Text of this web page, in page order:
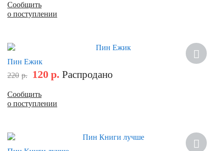
Сообщить
о поступлении
Пин Ежик
220 р. 120 р. Распродано
Сообщить
о поступлении